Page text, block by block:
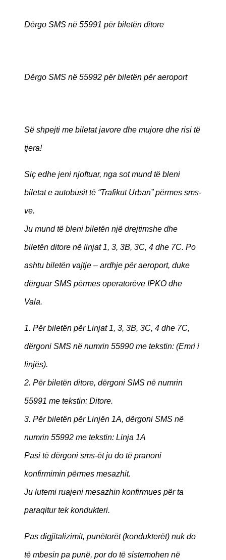
Dërgo SMS në 55991 për biletën ditore
Dërgo SMS në 55992 për biletën për aeroport
Së shpejti me biletat javore dhe mujore dhe risi të
tjera!
Siç edhe jeni njoftuar, nga sot mund të bleni
biletat e autobusit të “Trafikut Urban” përmes sms-
ve.
Ju mund të bleni biletën një drejtimshe dhe
biletën ditore në linjat 1, 3, 3B, 3C, 4 dhe 7C. Po
ashtu biletën vajtje – ardhje për aeroport, duke
dërguar SMS përmes operatorëve IPKO dhe
Vala.
1. Për biletën për Linjat 1, 3, 3B, 3C, 4 dhe 7C,
dërgoni SMS në numrin 55990 me tekstin: (Emri i
linjës).
2. Për biletën ditore, dërgoni SMS në numrin
55991 me tekstin: Ditore.
3. Për biletën për Linjën 1A, dërgoni SMS në
numrin 55992 me tekstin: Linja 1A
Pasi të dërgoni sms-ët ju do të pranoni
konfirmimin përmes mesazhit.
Ju lutemi ruajeni mesazhin konfirmues për ta
paraqitur tek kondukteri.
Pas digjitalizimit, punëtorët (kondukterët) nuk do
të mbesin pa punë, por do të sistemohen në